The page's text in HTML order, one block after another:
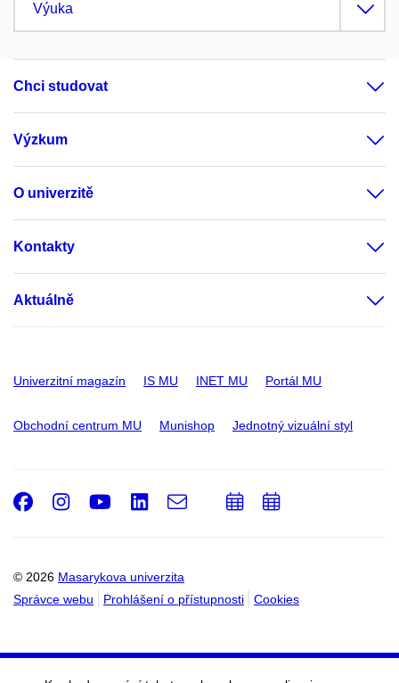
Výuka
Chci studovat
Výzkum
O univerzitě
Kontakty
Aktuálně
Univerzitní magazín IS MU INET MU Portál MU
Obchodní centrum MU Munishop Jednotný vizuální styl
© 2026 Masarykova univerzita
Správce webu
Prohlášení o přístupnosti Cookies
Facebook
Instagram
Youtube
LinkedIn
e-
PřidatPřidat